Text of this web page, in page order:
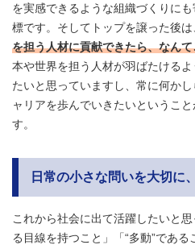
を実感できるような組織づくりに
標です。そしてトップを譲った後は
を担う人材に貢献できたら、なん
本や世界を担う人材が羽ばたける
たいと思っていますし、常に何か
ャリアを歩んでいきたいというこ
す。
日常の小さな問いを大切に
これから社会に出て活躍したいと
る目線を持つこと」「“多動”であ